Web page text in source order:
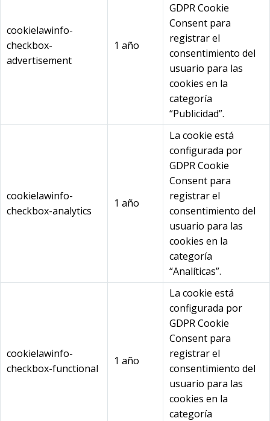
cookielawinfo-
checkbox-
advertisement
1 año
GDPR Cookie
Consent para
registrar el
consentimiento del
usuario para las
cookies en la
categoría
“Publicidad”.
cookielawinfo-
checkbox-analytics
1 año
La cookie está
configurada por
GDPR Cookie
Consent para
registrar el
consentimiento del
usuario para las
cookies en la
categoría
“Analíticas”.
cookielawinfo-
checkbox-functional
1 año
La cookie está
configurada por
GDPR Cookie
Consent para
registrar el
consentimiento del
usuario para las
cookies en la
categoría